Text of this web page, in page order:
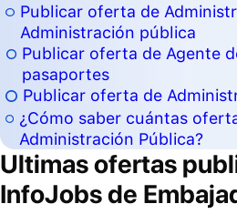
Publicar oferta de
Administración pública
Publicar oferta de Agente
pasaportes
Publicar oferta de
¿Cómo saber cuántas
Administración Pública?
Ultimas ofertas
InfoJobs de